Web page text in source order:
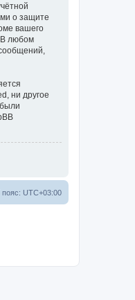
о защите
вашего
В любом
ни другое
пояс: UTC+03:00